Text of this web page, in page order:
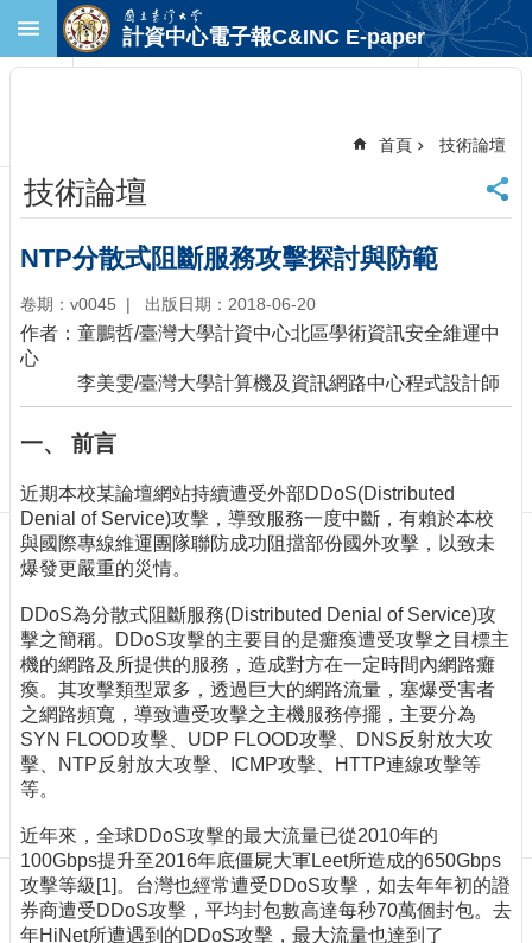
跳到主要內容區塊
首
頁
臺
大
首
頁
計
首
絡
資
訊
訂
取
消
網
站
導
覽
最
新
消
息
關
計資中心電子報C&INC E-paper
首頁 技術論壇
技術論壇
NTP分散式阻斷服務攻擊探討與防範
卷期：v0045 出版日期：2018-06-20
作者：童鵬哲/臺灣大學計資中心北區學術資訊安全維運中
心
李美雯/臺灣大學計算機及資訊網路中心程式設計師
一、 前言
近期本校某論壇網站持續遭受外部DDoS(Distributed
Denial of Service)攻擊，導致服務一度中斷，有賴於本校
與國際專線維運團隊聯防成功阻擋部份國外攻擊，以致未
爆發更嚴重的災情。
DDoS為分散式阻斷服務(Distributed Denial of Service)攻
擊之簡稱。DDoS攻擊的主要目的是癱瘓遭受攻擊之目標主
機的網路及所提供的服務，造成對方在一定時間內網路癱
瘓。其攻擊類型眾多，透過巨大的網路流量，塞爆受害者
之網路頻寬，導致遭受攻擊之主機服務停擺，主要分為
SYN FLOOD攻擊、UDP FLOOD攻擊、DNS反射放大攻
擊、NTP反射放大攻擊、ICMP攻擊、HTTP連線攻擊等
等。
近年來，全球DDoS攻擊的最大流量已從2010年的
100Gbps提升至2016年底僵屍大軍Leet所造成的650Gbps
攻擊等級[1]。台灣也經常遭受DDoS攻擊，如去年年初的證
券商遭受DDoS攻擊，平均封包數高達每秒70萬個封包。去
年HiNet所遭遇到的DDoS攻擊，最大流量也達到了